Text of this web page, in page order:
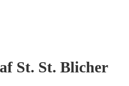
St. St. Blicher